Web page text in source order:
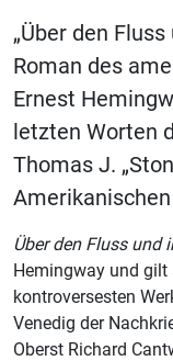
„Über den
Roman des
Ernest
letzten Worten
Thomas J.
Über den Fluss und
Hemingway und gilt
kontroversesten
Venedig der
Oberst Richard